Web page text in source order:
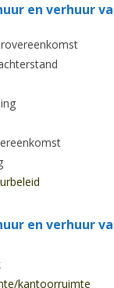
en verhuur
en verhuur
kantoorruimte